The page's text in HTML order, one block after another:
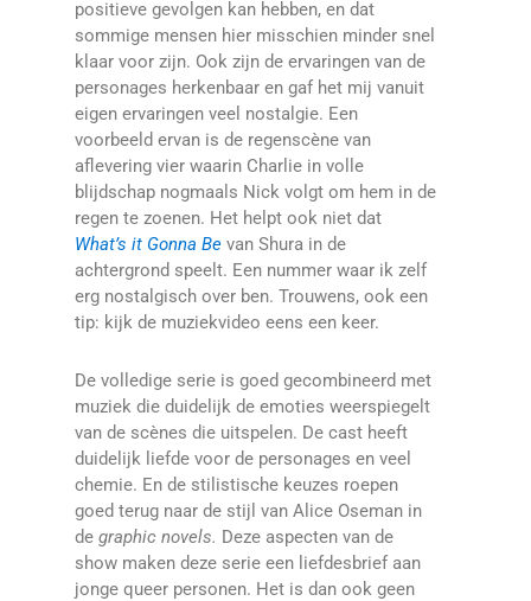
positieve gevolgen kan hebben, en dat
sommige mensen hier misschien minder snel
klaar voor zijn. Ook zijn de ervaringen van de
personages herkenbaar en gaf het mij vanuit
eigen ervaringen veel nostalgie. Een
voorbeeld ervan is de regenscène van
aflevering vier waarin Charlie in volle
blijdschap nogmaals Nick volgt om hem in de
regen te zoenen. Het helpt ook niet dat
What’s it Gonna Bevan Shura in de
achtergrond speelt. Een nummer waar ik zelf
erg nostalgisch over ben. Trouwens, ook een
tip: kijk de muziekvideo eens een keer.
De volledige serie is goed gecombineerd met
muziek die duidelijk de emoties weerspiegelt
van de scènes die uitspelen. De cast heeft
duidelijk liefde voor de personages en veel
chemie. En de stilistische keuzes roepen
goed terug naar de stijl van Alice Oseman in
de graphic novels. Deze aspecten van de
show maken deze serie een liefdesbrief aan
jonge queer personen. Het is dan ook geen